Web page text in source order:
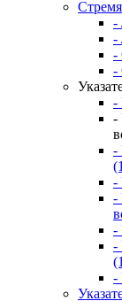
-
-
-
-
-
-
-
-
-
-
-
-